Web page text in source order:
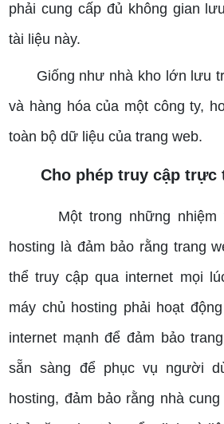
phải cung cấp đủ không gian
tài liệu này.
Giống như nhà kho lớn lưu
và hàng hóa của một công ty,
toàn bộ dữ liệu của trang web.
Cho phép truy cập trực
Một trong những nhiệm
hosting là đảm bảo rằng trang
thể truy cập qua internet mọi
máy chủ hosting phải hoạt
internet mạnh để đảm bảo
sẵn sàng để phục vụ người
hosting, đảm bảo rằng nhà